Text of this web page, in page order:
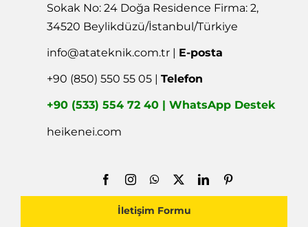
Sokak No: 24 Doğa Residence Firma: 2,
34520 Beylikdüzü/İstanbul/Türkiye
info@atateknik.com.tr | E-posta
+90 (850) 550 55 05 |Telefon
+90 (533) 554 72 40 | WhatsApp Destek
heikenei.com
İletişim Formu